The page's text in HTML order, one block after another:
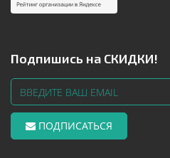
Подпишись на СКИДКИ!
ПОДПИСАТЬСЯ